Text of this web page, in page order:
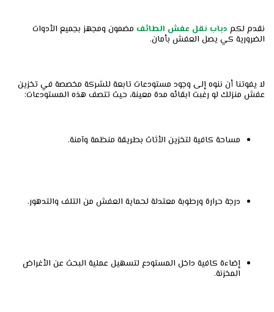
نقدم لكم دباب نقل عفش الطائف مضمون ومجهز بجميع الأدوات
الضرورية كي يصل العفش بأمان.
لا يفوتنا أن ننوه إلى وجود مستودعات تابعة للشركة مخصصة في تخزين
عفش منزلك لو رغبت ابقائه مدة معينة، حيث تتصف هذه المستودعات:
مساحة كافية لتخزين الأثاث بطريقة منظمة وآمنة.
درجة حرارة ورطوبة معتدلة لحماية العفش من التلف والتدهور.
إضاءة كافية داخل المستودع لتسهيل عملية البحث عن الأغراض
المخزنة.